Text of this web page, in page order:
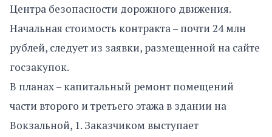
Центра безопасности дорожного движения.
Начальная стоимость контракта – почти 24 млн
рублей, следует из заявки, размещенной на сайте
госзакупок.
В планах – капитальный ремонт помещений
части второго и третьего этажа в здании на
Вокзальной, 1. Заказчиком выступает